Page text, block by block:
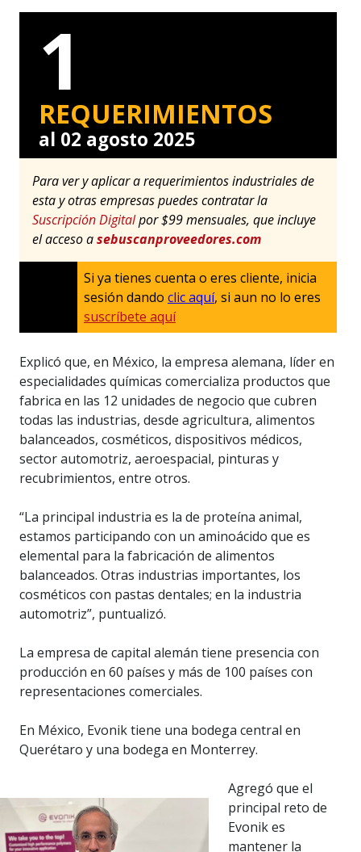
1
REQUERIMIENTOS
al 02 agosto 2025
Para ver y aplicar a requerimientos industriales de
esta y otras empresas puedes contratar la
Suscripción Digitalpor $99 mensuales, que incluye
el acceso asebuscanproveedores.com
Si ya tienes cuenta o eres cliente, inicia
sesión dando clic aquí, si aun no lo eres
suscríbete aquí
Explicó que, en México, la empresa alemana, líder en
especialidades químicas comercializa productos que
fabrica en las 12 unidades de negocio que cubren
todas las industrias, desde agricultura, alimentos
balanceados, cosméticos, dispositivos médicos,
sector automotriz, aeroespacial, pinturas y
recubrimientos, entre otros.
“La principal industria es la de proteína animal,
estamos participando con un aminoácido que es
elemental para la fabricación de alimentos
balanceados. Otras industrias importantes, los
cosméticos con pastas dentales; en la industria
automotriz”, puntualizó.
La empresa de capital alemán tiene presencia con
producción en 60 países y más de 100 países con
representaciones comerciales.
En México, Evonik tiene una bodega central en
Querétaro y una bodega en Monterrey.
Agregó que el
principal reto de
Evonik es
mantener la